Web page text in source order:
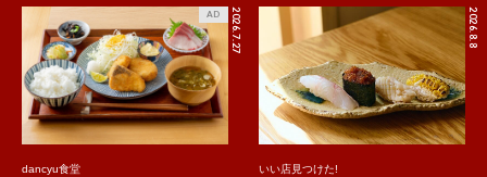
2026.7.27
AD
dancyu食堂
2026.8.8
いい店見つけた!